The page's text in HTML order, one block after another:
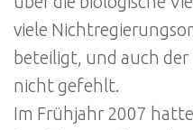
viele
beteiligt, und auch
nicht gefehlt.
Im Frühjahr 2007